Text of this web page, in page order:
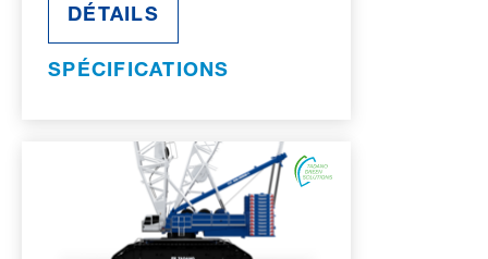
DÉTAILS
SPÉCIFICATIONS